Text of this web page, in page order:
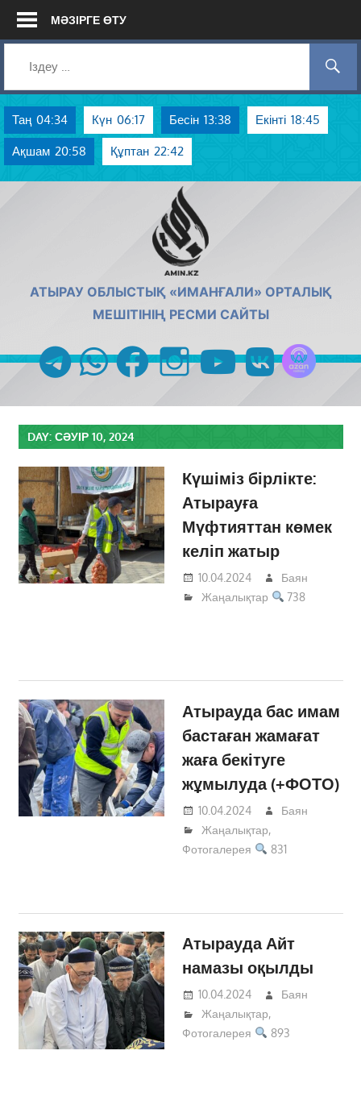
Skip
МӘЗІРГЕ ӨТУ
Таң 04:34 Күн 06:17 Бесін 13:38 Екінті 18:45
Ақшам 20:58 Құптан 22:42
АТЫРАУ ОБЛЫСТЫҚ «ИМАНҒАЛИ» ОРТАЛЫҚ
МЕШІТІНІҢ РЕСМИ САЙТЫ
telegramwhatsappfacebookinstagramyoutubevk
DAY: СӘУІР 10, 2024
Күшіміз бірлікте:
Атырауға
Мүфтияттан көмек
келіп жатыр
10.04.2024
Баян
Жаңалықтар
738
Атырауда бас имам
бастаған жамағат
жаға бекітуге
жұмылуда (+ФОТО)
10.04.2024
Баян
Жаңалықтар,
Фотогалерея
831
Атырауда Айт
намазы оқылды
10.04.2024
Баян
Жаңалықтар,
Фотогалерея
893